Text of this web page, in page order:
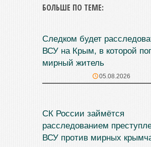
БОЛЬШЕ ПО ТЕМЕ:
Следком будет
ВСУ на Крым, в которой
мирный житель
05.08.2026
СК России займётся
расследованием
ВСУ против мирных